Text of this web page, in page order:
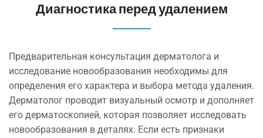
Диагностика перед удалением
Предварительная консультация дерматолога и
исследование новообразования необходимы для
определения его характера и выбора метода удаления.
Дерматолог проводит визуальный осмотр и дополняет
его дерматоскопией, которая позволяет исследовать
новообразования в деталях. Если есть признаки